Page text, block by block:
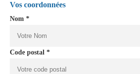
Vos coordonnées
Nom *
Code postal *